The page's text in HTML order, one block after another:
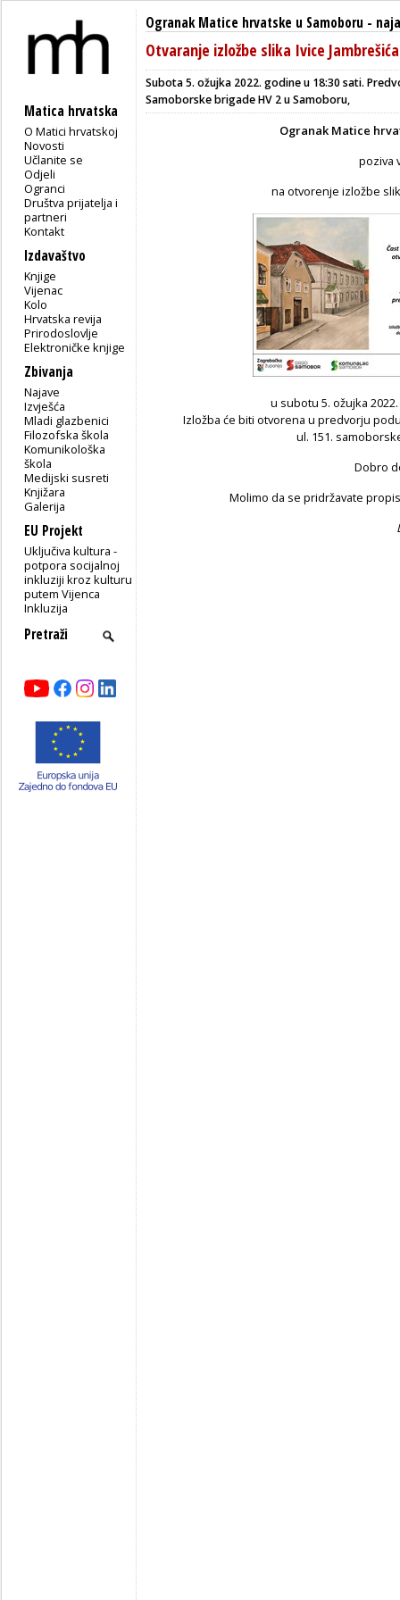
Matica hrvatska
O Matici hrvatskoj
Novosti
Učlanite se
Odjeli
Ogranci
Društva prijatelja i
partneri
Kontakt
Izdavaštvo
Knjige
Vijenac
Kolo
Hrvatska revija
Prirodoslovlje
Elektroničke knjige
Zbivanja
Najave
Izvješća
Mladi glazbenici
Filozofska škola
Komunikološka
škola
Medijski susreti
Knjižara
Galerija
EU Projekt
Uključiva kultura -
potpora socijalnoj
inkluziji kroz kulturu
putem Vijenca
Inkluzija
Ogranak Matice hrvatske u Samoboru -
Otvaranje izložbe slika Ivice Jambrešića
Subota 5. ožujka 2022. godine u 18:30 sati. P
Samoborske brigade HV 2u Samoboru,
Ogranak Matice
poziva
na otvorenje izložbe
u subotu 5. ožujka
Izložba će biti otvorena u predvorju
ul. 151.
Dobro
Molimo da se pridržavate